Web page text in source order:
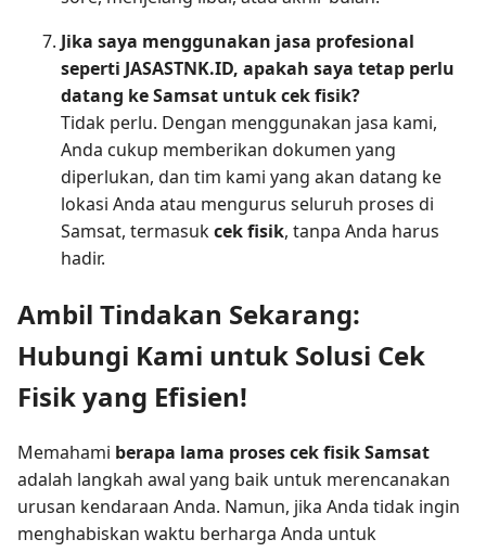
Jika saya menggunakan jasa profesional
seperti JASASTNK.ID, apakah saya tetap perlu
datang ke Samsat untuk cek fisik?
Tidak perlu. Dengan menggunakan jasa kami,
Anda cukup memberikan dokumen yang
diperlukan, dan tim kami yang akan datang ke
lokasi Anda atau mengurus seluruh proses di
Samsat, termasukcek fisik, tanpa Anda harus
hadir.
Ambil Tindakan Sekarang:
Hubungi Kami untuk Solusi Cek
Fisik yang Efisien!
Memahami berapa lama proses cek fisik Samsat
adalah langkah awal yang baik untuk merencanakan
urusan kendaraan Anda. Namun, jika Anda tidak ingin
menghabiskan waktu berharga Anda untuk